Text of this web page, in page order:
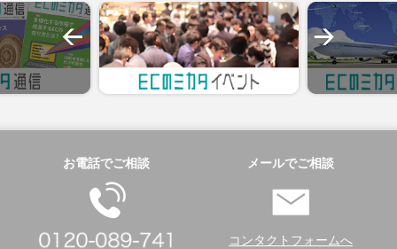
お電話でご相談 メールでご相談
コンタクトフォームへ